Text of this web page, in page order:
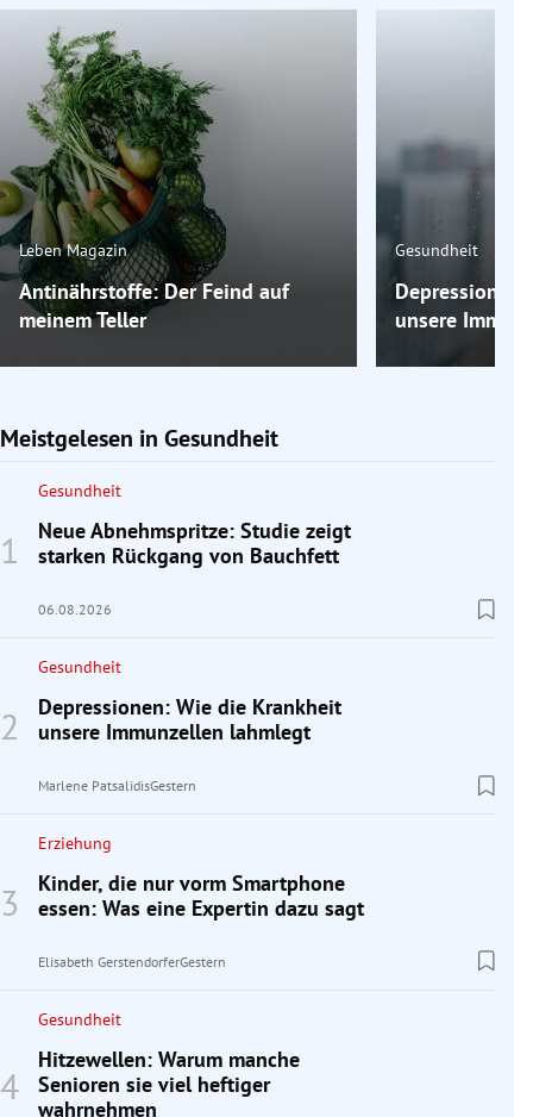
Leben Magazin
Antinährstoffe: Der Feind auf
meinem Teller
Gesundheit
unsere
Meistgelesen in Gesundheit
Gesundheit
Neue Abnehmspritze: Studie zeigt
starken Rückgang von Bauchfett
06.08.2026
Gesundheit
Depressionen: Wie die Krankheit
unsere Immunzellen lahmlegt
Marlene PatsalidisGestern
Erziehung
Kinder, die nur vorm Smartphone
essen: Was eine Expertin dazu sagt
Elisabeth GerstendorferGestern
Gesundheit
Hitzewellen: Warum manche
Senioren sie viel heftiger
wahrnehmen